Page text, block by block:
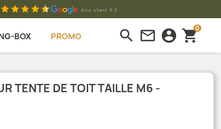
BOX PROMO search mail_outline account_circle shopping_cart
0
TENTE DE TOIT TAILLE M6 -